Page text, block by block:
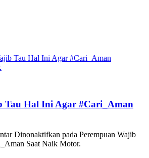
Tau Hal Ini Agar #Cari_Aman
Dinonaktifkan pada Perempuan Wajib
Saat Naik Motor.